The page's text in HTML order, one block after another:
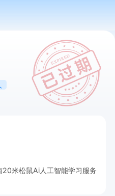
米松鼠Ai人工智能学习服务